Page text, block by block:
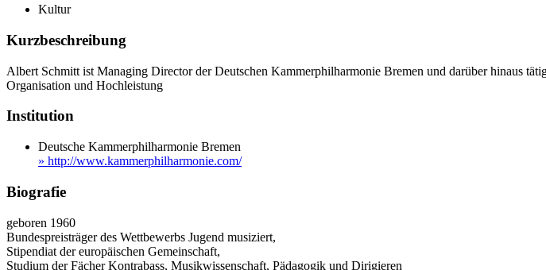
Kultur
Kurzbeschreibung
Albert Schmitt ist Managing Director der Deutschen Kammerphilharmonie Bremen und darüber hinaus
Organisation und Hochleistung
Institution
Deutsche Kammerphilharmonie Bremen
» http://www.kammerphilharmonie.com/
Biografie
geboren 1960
Bundespreisträger des Wettbewerbs Jugend musiziert,
Stipendiat der europäischen Gemeinschaft,
Studium der Fächer Kontrabass, Musikwissenschaft, Pädagogik und Dirigieren